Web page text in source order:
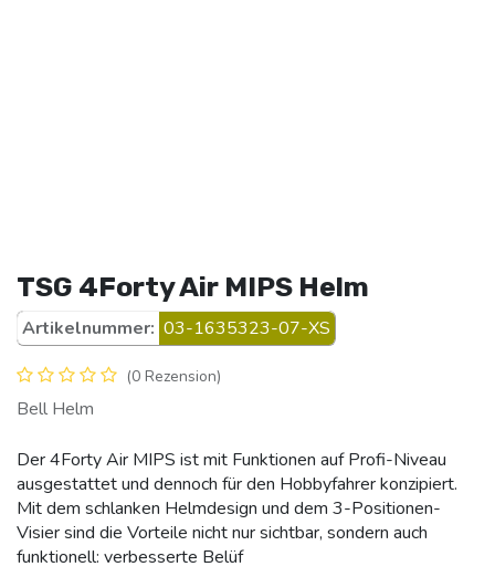
TSG 4Forty Air MIPS Helm
Artikelnummer: 03-1635323-07-XS
(0 Rezension)
Bell Helm
Der 4Forty Air MIPS ist mit Funktionen auf Profi-Niveau
ausgestattet und dennoch für den Hobbyfahrer konzipiert.
Mit dem schlanken Helmdesign und dem 3-Positionen-
Visier sind die Vorteile nicht nur sichtbar, sondern auch
funktionell: verbesserte Belüf